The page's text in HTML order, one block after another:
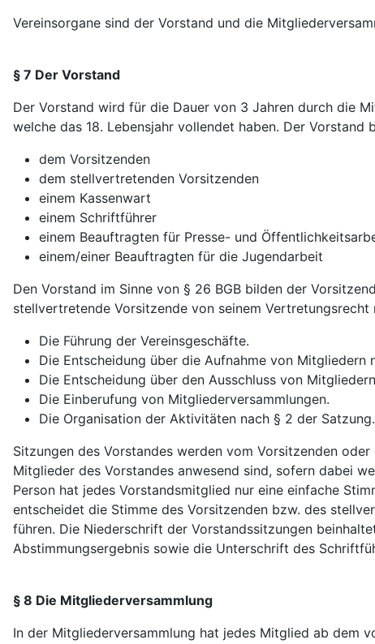
Vereinsorgane sind der Vorstand und die
§ 7 Der Vorstand
Der Vorstand wird für die Dauer von 3 Jahren durch die
welche das 18. Lebensjahr vollendet haben. Der
dem Vorsitzenden
dem stellvertretenden Vorsitzenden
einem Kassenwart
einem Schriftführer
einem Beauftragten für Presse- und
einem/einer Beauftragten für die Jugendarbeit
Den Vorstand im Sinne von § 26 BGB bilden der
stellvertretende Vorsitzende von seinem
Die Führung der Vereinsgeschäfte.
Die Entscheidung über die Aufnahme von Mitgliedern
Die Entscheidung über den Ausschluss von
Die Einberufung von Mitgliederversammlungen.
Die Organisation der Aktivitäten nach § 2 der Satzung.
Sitzungen des Vorstandes werden vom Vorsitzenden
Mitglieder des Vorstandes anwesend sind, sofern dabei
Person hat jedes Vorstandsmitglied nur eine einfache
entscheidet die Stimme des Vorsitzenden bzw. des
führen. Die Niederschrift der Vorstandssitzungen
Abstimmungsergebnis sowie die Unterschrift des
§ 8 Die Mitgliederversammlung
In der Mitgliederversammlung hat jedes Mitglied ab dem